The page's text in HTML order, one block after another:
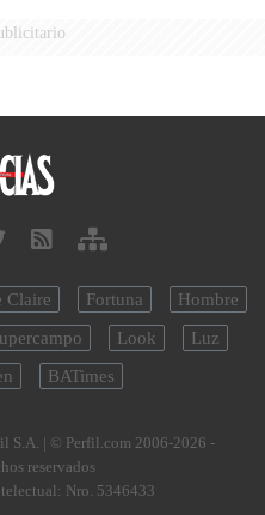
Claire Fortuna
Hombre
Look
Luz
BATimes
S.A. | © Perfil.com 2006-2026 -
reservados
Nro. 5346433